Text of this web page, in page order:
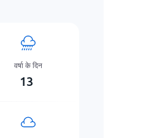
वर्षा के दिन
13